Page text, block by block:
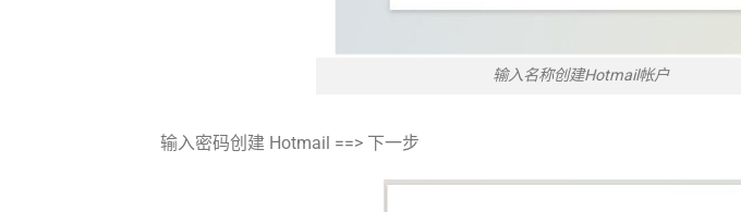
输入名称创建Hotmail帐户
输入密码创建 Hotmail ==> 下一步